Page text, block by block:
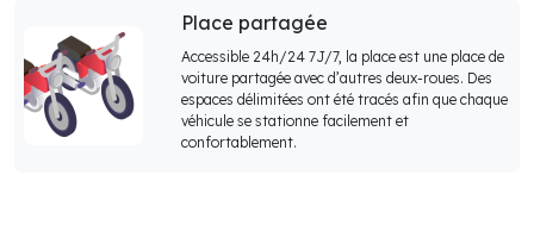
Place partagée
Accessible 24h/24 7J/7, la place est une place de
voiture partagée avec d’autres deux-roues. Des
espaces délimitées ont été tracés afin que chaque
véhicule se stationne facilement et
confortablement.